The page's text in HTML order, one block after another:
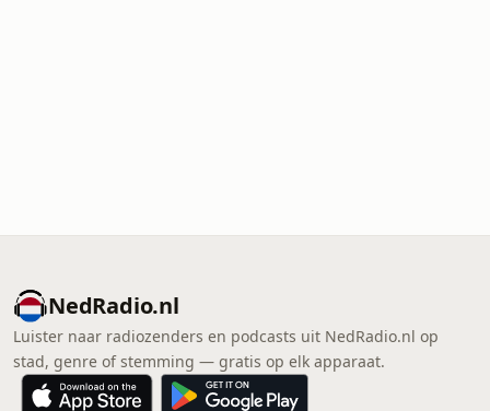
NedRadio.nl
Luister naar radiozenders en podcasts uit NedRadio.nl op
stad, genre of stemming — gratis op elk apparaat.